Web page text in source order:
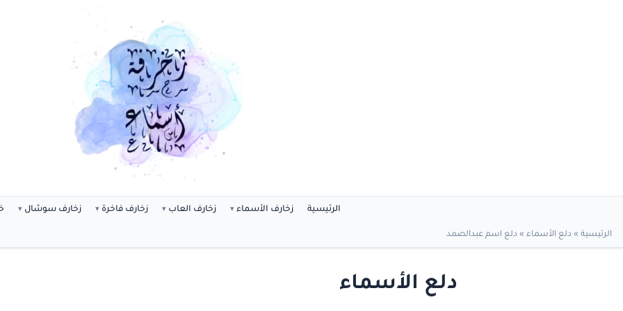
الرئيسية زخارف الأسماء زخارف العاب زخارف فاخرة زخارف سوشال
الرئيسية » دلع الأسماء » دلع اسم عبدالصمد
دلع الأسماء